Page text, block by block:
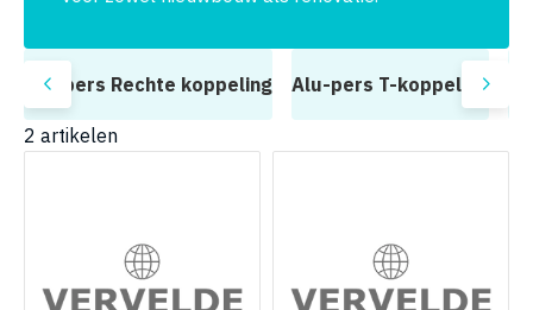
Alu-pers Rechte koppeling Alu-pers T-koppeling
2 artikelen